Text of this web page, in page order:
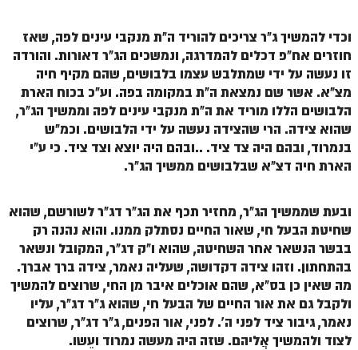
הזוהר הקדוש שמות מתחילים
הזוהר הקדוש שמות מתקדמים
הזוהר הקדוש וארא מתחילים
הזוהר הקדוש וארא מתקדמים
הזוהר הקדוש בא מתחילים
הזוהר הקדוש בשלח מתחילים
הזוהר הקדוש בשלח מתקדמים
הזוהר הקדוש יתרו מתחילים
הזוהר הקדוש יתרו מתקדמים
משפטים מתחילים
וכדי להמשיך ג"ר צריכים להוריד ה"ת מנקבי עינים לפה, שאז
חוזרים אח"פ דכלים להמדרגה, ונמשכים הג"ר דאורות. והורדה
זו נעשה על ידי שמתלבש עצמו בלבושים, שהם מקיף חיה
מצ"א. אשר שם נמצאת ה"ת במקומה בפה. וע"כ בכוח הארת
הלבושים הללו מוריד את ה"ת מנקבי עינים לפה וממשיך הג"ר,
שהוא צידה. הרי שהצידה נעשה על ידי הלבושים. וכמ"ש
בנמרוד, ובהם היה צד ציד. ..ובהם היה יוצא וצד ציד. כי ע"י
הארת חיה דצ"א שבלבושים ממשיך הג"ר.
ובעת שממשיך הג"ר, מחזיר תכף את הג"ר דג"ר לשורשם, שהוא
שחיטת הבעל חי, שאור החיים נסתלק ממנו. והוא נהנה רק
בבשר הנשאר אחר השחיטה, שהוא ו"ק דג"ר, המקובל ונשאר
בהתחתון. וזהו צידה דקדושה, שעליה נאמר, צידה ברך אברך.
מה שאין כן בס"א, שהם אוכלים איבר מן החי, שרוצים להמשיך
ולקבל גם את אור החיים של הבעל חי, שהוא ג"ר דג"ר, עליו
נאמר, גיבור ציד לפני ה'. לפני, אור הפנים, ג"ר דג"ר, שרוצים
לצוד ולהמשיך אֲליהם. שזה היה מעשה נמרוד ועֵשו.